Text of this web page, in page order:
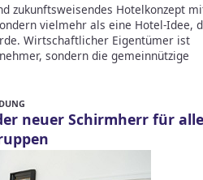
zukunftsweisendes Hotelkonzept
vielmehr als eine Hotel-Idee,
Wirtschaftlicher Eigentümer ist
sondern die gemeinnützige
neuer Schirmherr für alle